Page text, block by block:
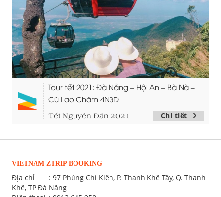
Tour tết 2021: Đà Nẵng – Hội An – Bà Nà –
Cù Lao Chàm 4N3D
Tết Nguyên Đán 2021 Chi tiết
VIETNAM ZTRIP BOOKING
Địa chỉ
: 97 Phùng Chí Kiên, P. Thanh Khê Tây, Q. Thanh
Khê, TP Đà Nẵng